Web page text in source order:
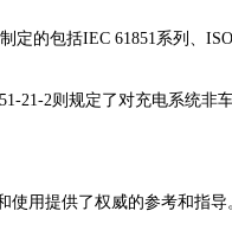
包括IEC 61851系列、
2则规定了对充电系统非
用提供了权威的参考和指导